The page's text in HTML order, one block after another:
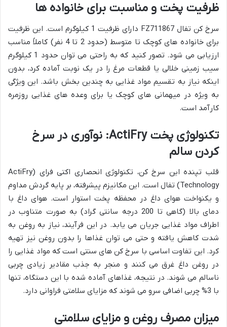
ظرفیت پخت و مناسبت برای خانواده ها
سرخ کن تفال FZ711867 دارای ظرفیت 1 کیلوگرم است. این ظرفیت
برای خانواده های کوچک تا متوسط (حدود 2 تا 4 نفر) کاملاً مناسب
ارزیابی می شود. تصور کنید که به راحتی می توان حدود 1 کیلوگرم
سیب زمینی خلالی یا قطعات مرغ را در یک نوبت آماده کرد، بدون
اینکه نیاز به تقسیم مواد غذایی به چندین بخش باشد. این ویژگی
به ویژه در میهمانی های کوچک یا برای وعده های غذایی روزمره
کارآمد است.
تکنولوژی پخت ActiFry: نوآوری در سرخ
کردن سالم
قلب تپنده این سرخ کن، تکنولوژی انحصاری اکتی فرای (ActiFry
Technology) تفال است. این مکانیزم پیشرفته، بر پایه گردش مداوم
و یکنواخت هوای داغ در محفظه پخت استوار است. هوای داغ با
دمای بالا (گاهی تا 200 درجه سانتی گراد) به صورت متناوب در
اطراف مواد غذایی جریان می یابد. در این فرآیند، نیاز به روغن به
شدت کاهش یافته و حتی می توان غذاها را بدون روغن نیز تهیه
کرد. این تفاوت اساسی با سرخ کن های سنتی است که مواد غذایی را
در روغن داغ غرق می کنند و منجر به جذب مقادیر زیادی چربی
ناسالم می شوند. در نتیجه، غذاهای آماده شده با این دستگاه، تنها
با 3% چربی اضافی سرو می شوند که مزایای سلامتی فراوانی دارد.
میزان مصرف روغن و مزایای سلامتی